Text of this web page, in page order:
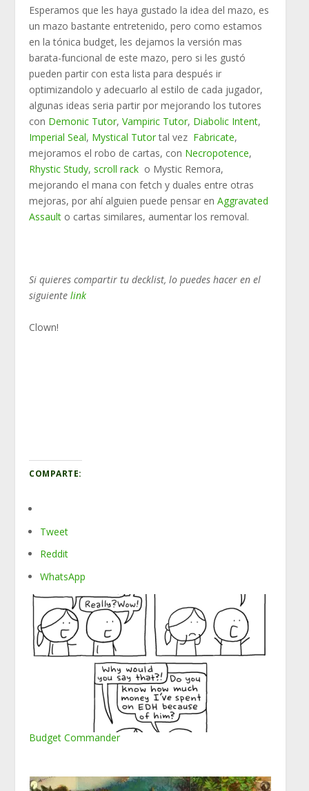
Esperamos que les haya gustado la idea del mazo, es
un mazo bastante entretenido, pero como estamos
en la tónica budget, les dejamos la versión mas
barata-funcional de este mazo, pero si les gustó
pueden partir con esta lista para después ir
optimizandolo y adecuarlo al estilo de cada jugador,
algunas ideas seria partir por mejorando los tutores
con Demonic Tutor,Vampiric Tutor, Diabolic Intent,
Imperial Seal, Mystical Tutortal vez Fabricate,
mejoramos el robo de cartas, con Necropotence,
Rhystic Study,scroll rack o Mystic Remora,
mejorando el mana con fetch y duales entre otras
mejoras, por ahí alguien puede pensar enAggravated
Assault o cartas similares, aumentar los removal.
Si quieres compartir tu decklist, lo puedes hacer en el
siguientelink
Clown!
COMPARTE:
Tweet
Reddit
WhatsApp
Budget Commander